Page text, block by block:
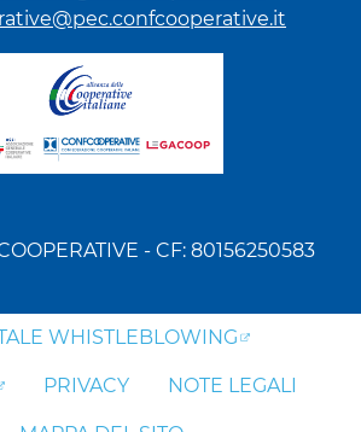
- CF: 80156250583
WHISTLEBLOWING
PRIVACY NOTE LEGALI